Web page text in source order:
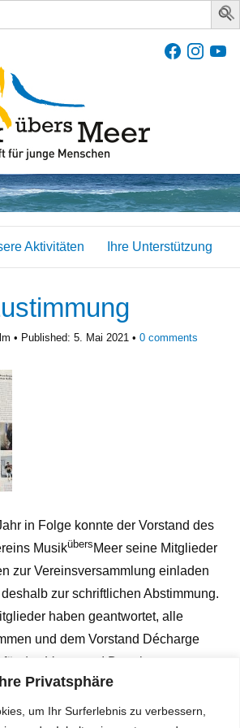
Privatsphäre
um Ihr Surferlebnis zu verbessern,
Aktivitäten Ihre Unterstützung
Published: 5. Mai 2021 0 comments
in Folge konnte der Vorstand des
Musikübers Meer seine Mitglieder
zur Vereinsversammlung einladen
zur schriftlichen Abstimmung.
haben geantwortet, alle
und dem Vorstand Décharge
das Vertrauen! Der abgenommene
undJahresrechnung 2020 inkl. Budget
einsehbar (jeweils etwas